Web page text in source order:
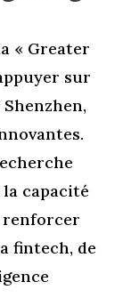
« Greater
sur
capacité
fintech, de